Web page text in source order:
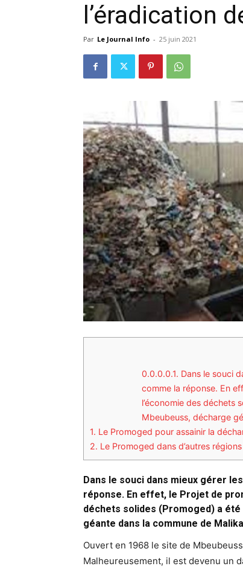
l’éradication
Par Le Journal Info - 25 juin 2021
0.0.0.0.1. Dans le souci
comme la réponse. En
l’économie des déchets
Mbeubeuss, décharge
1. Le Promoged pour assainir la
2. Le Promoged dans d’autres
Dans le souci dans mieux gérer
réponse. En effet, le Projet de
déchets solides (Promoged) a
géante dans la commune de
Ouvert en 1968 le site de
Malheureusement, il est devenu un